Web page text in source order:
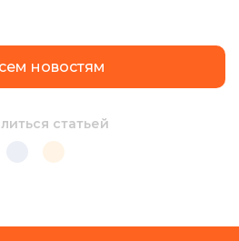
новостям
статьей